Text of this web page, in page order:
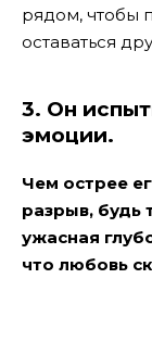
рядом, чтобы
оставаться
3. Он
эмоции.
Чем острее
разрыв, будь
ужасная
что любовь